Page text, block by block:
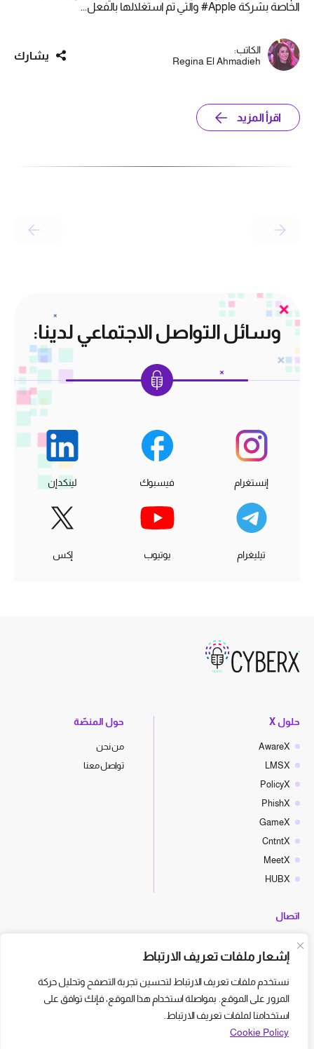
إشعار ملفات تعريف الارتباط
نستخدم ملفات تعريف الارتباط لتحسين تجربة التصفح وتحليل حركة
المرور على الموقع. بمواصلة استخدام هذا الموقع، فإنك توافق على
استخدامنا لملفات تعريف الارتباط.
Cookie Policy
الخاصة بشركة Apple# والتي تم استغلالها بالفعل...
الكاتب:
Regina El Ahmadieh
يشارك
اقرأ المزيد
وسائل التواصل الاجتماعي لدينا:
إنستغرام فيسبوك لينكدإن
تيليغرام يوتيوب إكس
حلول X
AwareX
LMSX
PolicyX
PhishX
GameX
CntntX
MeetX
HUBX
حول المنصّة
من نحن
تواصل معنا
اتصال
hello@cyberx.world